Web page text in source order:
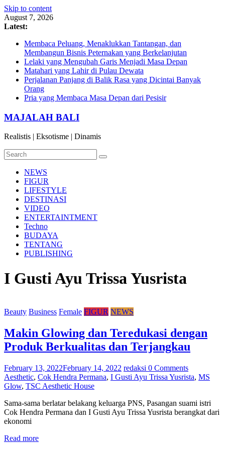
Skip to content
August 7, 2026
Latest:
Membaca Peluang, Menaklukkan Tantangan, dan
Membangun Bisnis Peternakan yang Berkelanjutan
Lelaki yang Mengubah Garis Menjadi Masa Depan
Matahari yang Lahir di Pulau Dewata
Perjalanan Panjang di Balik Rasa yang Dicintai Banyak
Orang
Pria yang Membaca Masa Depan dari Pesisir
MAJALAH BALI
Realistis | Eksotisme | Dinamis
NEWS
FIGUR
LIFESTYLE
DESTINASI
VIDEO
ENTERTAINTMENT
Techno
BUDAYA
TENTANG
PUBLISHING
I Gusti Ayu Trissa Yusrista
Beauty Business Female FIGUR NEWS
Makin Glowing dan Teredukasi dengan
Produk Berkualitas dan Terjangkau
February 13, 2022February 14, 2022 redaksi 0 Comments
Aesthetic, Cok Hendra Permana, I Gusti Ayu Trissa Yusrista, MS
Glow, TSC Aesthetic House
Sama-sama berlatar belakang keluarga PNS, Pasangan suami istri
Cok Hendra Permana dan I Gusti Ayu Trissa Yusrista berangkat dari
ekonomi
Read more